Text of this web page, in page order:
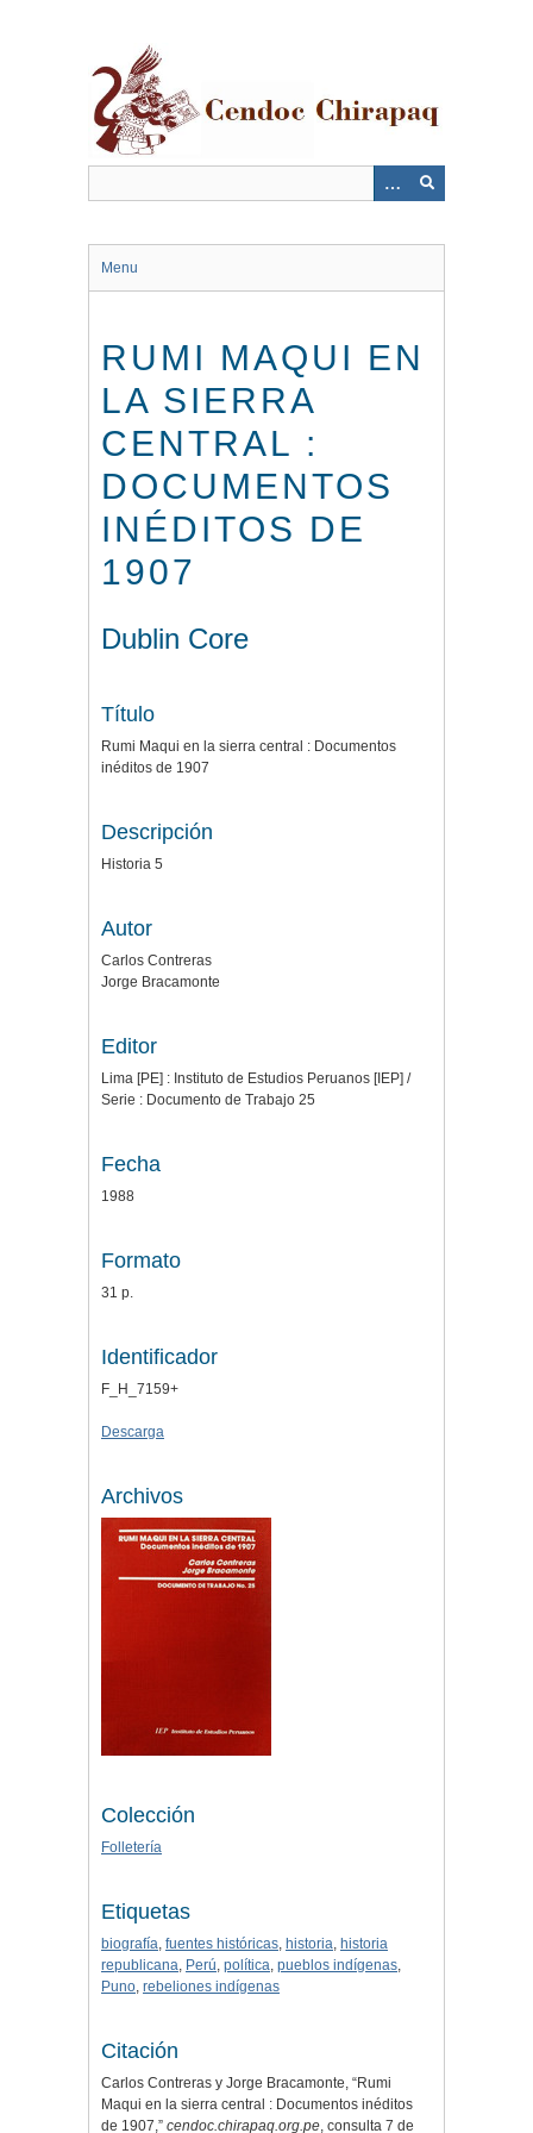
Menu
RUMI MAQUI EN
LA SIERRA
CENTRAL :
DOCUMENTOS
INÉDITOS DE
1907
Dublin Core
Título
Rumi Maqui en la sierra central : Documentos
inéditos de 1907
Descripción
Historia 5
Autor
Carlos Contreras
Jorge Bracamonte
Editor
Lima [PE] : Instituto de Estudios Peruanos [IEP] /
Serie : Documento de Trabajo 25
Fecha
1988
Formato
31 p.
Identificador
F_H_7159+
Descarga
Archivos
Colección
Folletería
Etiquetas
biografía, fuentes históricas, historia, historia
republicana, Perú, política, pueblos indígenas,
Puno, rebeliones indígenas
Citación
Carlos Contreras y Jorge Bracamonte, “Rumi
Maqui en la sierra central : Documentos inéditos
de 1907,” cendoc.chirapaq.org.pe, consulta 7 de